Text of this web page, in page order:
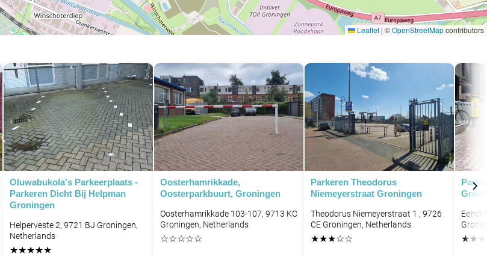
Leaflet | ©OpenStreetMapcontributors
Oluwabukola's Parkeerplaats -
Parkeren Dicht Bij Helpman
Groningen
Helperveste 2, 9721 BJ Groningen,
Netherlands
★★★★★
Oosterhamrikkade,
Oosterparkbuurt, Groningen
Oosterhamrikkade 103-107, 9713 KC
Groningen, Netherlands
☆☆☆☆☆
Parkeren Theodorus
Niemeyerstraat Groningen
Theodorus Niemeyerstraat 1 , 9726
CE Groningen, Netherlands
★★★☆☆ ★★ ★